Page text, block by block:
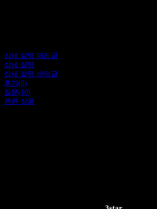
상세 설명 머리글
상세 설명
상세 설명 바닥글
후기(0)
질문(10)
관련 상품